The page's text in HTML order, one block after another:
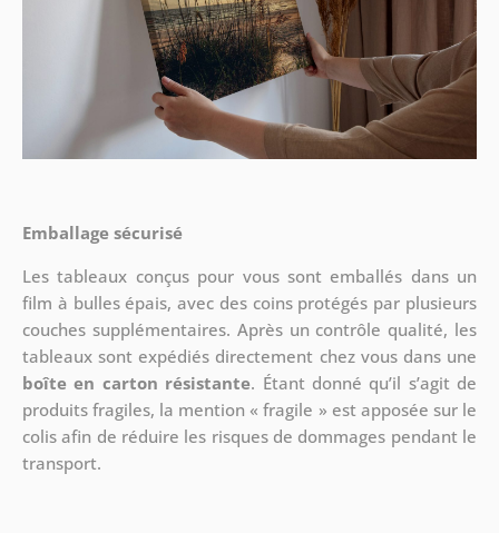
Emballage sécurisé
Les tableaux conçus pour vous sont emballés dans un
film à bulles épais, avec des coins protégés par plusieurs
couches supplémentaires. Après un contrôle qualité, les
tableaux sont expédiés directement chez vous dans une
boîte en carton résistante. Étant donné qu’il s’agit de
produits fragiles, la mention « fragile » est apposée sur le
colis afin de réduire les risques de dommages pendant le
transport.